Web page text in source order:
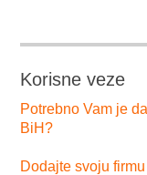
Korisne veze
Potrebno Vam je
BiH?
Dodajte svoju